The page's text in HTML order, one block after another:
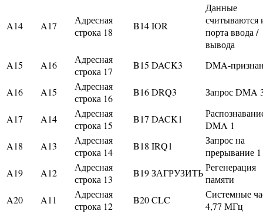
A14 A17
Адресная
строка 18
B14IOR
Данные
считываются
порта ввода /
вывода
A15
A16
Адресная
строка 17
B15 DACK3 DMA-
A16 A15
Адресная
строка 16
B16DRQ3 Запрос DMA
A17 A14
Адресная
строка 15
B17 DACK1
DMA 1
A18
A13
Адресная
строка 14
B18 IRQ1
Запрос на
прерывание 1
A19
A12
Адресная
строка 13
B19ЗАГРУЗИТЬРегенерация
памяти
A20
A11
Адресная
строка 12
B20CLC
Системные
4,77 МГц